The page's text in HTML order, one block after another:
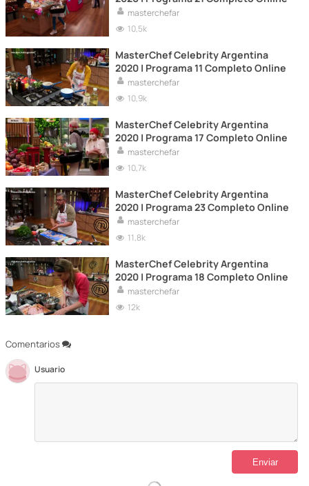
Comentarios
Usuario
masterchefar
10,5k
MasterChef Celebrity Argentina
2020 | Programa 11 Completo Online
masterchefar
10,9k
MasterChef Celebrity Argentina
2020 | Programa 17 Completo Online
masterchefar
10,7k
MasterChef Celebrity Argentina
2020 | Programa 23 Completo Online
masterchefar
11,8k
MasterChef Celebrity Argentina
2020 | Programa 18 Completo Online
masterchefar
12k